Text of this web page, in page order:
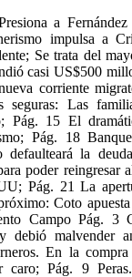
a
impulsa a
Se trata del
casi US$500
corriente
seguras: Las
Pág. 15 El
Pág. 18
defaulteará la
poder reingresar
Pág. 21 La
Coto
Campo Pág. 3
debió malvender
En la
caro; Pág. 9